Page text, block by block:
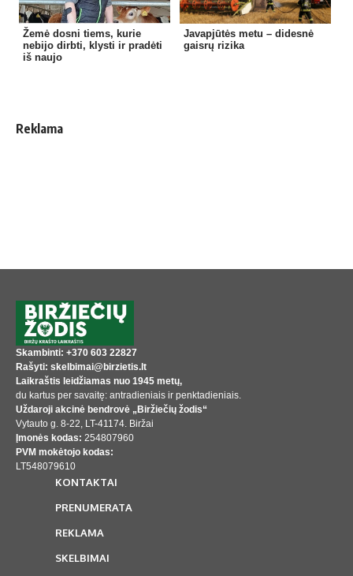
Žemė dosni tiems, kurie
nebijo dirbti, klysti ir pradėti
iš naujo
Javapjūtės metu – didesnė
gaisrų rizika
Reklama
Skambinti: +370 603 22827
Rašyti: skelbimai@birzietis.lt
Laikraštis leidžiamas nuo 1945 metų,
du kartus per savaitę: antradieniais ir penktadieniais.
Uždaroji akcinė bendrovė „Biržiečių žodis“
Vytauto g. 8-22, LT-41174. Biržai
Įmonės kodas: 254807960
PVM mokėtojo kodas:
LT548079610
KONTAKTAI
PRENUMERATA
REKLAMA
SKELBIMAI